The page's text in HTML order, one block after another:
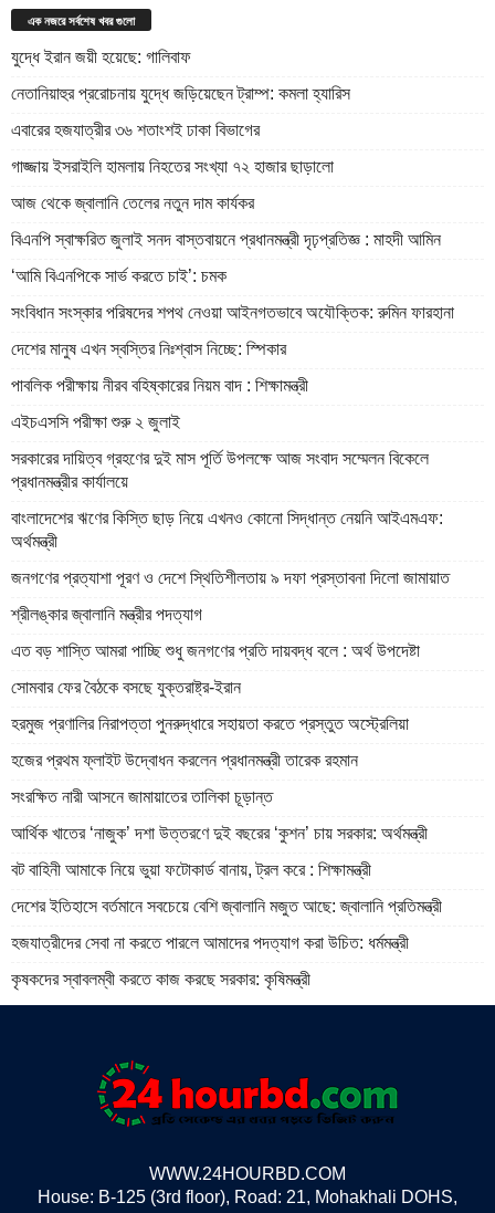
এক নজরে সর্বশেষ খবর গুলো
যুদ্ধে ইরান জয়ী হয়েছে: গালিবাফ
নেতানিয়াহুর প্ররোচনায় যুদ্ধে জড়িয়েছেন ট্রাম্প: কমলা হ্যারিস
এবারের হজযাত্রীর ৩৬ শতাংশই ঢাকা বিভাগের
গাজ্জায় ইসরাইলি হামলায় নিহতের সংখ্যা ৭২ হাজার ছাড়ালো
আজ থেকে জ্বালানি তেলের নতুন দাম কার্যকর
বিএনপি স্বাক্ষরিত জুলাই সনদ বাস্তবায়নে প্রধানমন্ত্রী দৃঢ়প্রতিজ্ঞ : মাহদী আমিন
‘আমি বিএনপিকে সার্ভ করতে চাই’: চমক
সংবিধান সংস্কার পরিষদের শপথ নেওয়া আইনগতভাবে অযৌক্তিক: রুমিন ফারহানা
দেশের মানুষ এখন স্বস্তির নিঃশ্বাস নিচ্ছে: স্পিকার
পাবলিক পরীক্ষায় নীরব বহিষ্কারের নিয়ম বাদ : শিক্ষামন্ত্রী
এইচএসসি পরীক্ষা শুরু ২ জুলাই
সরকারের দায়িত্ব গ্রহণের দুই মাস পূর্তি উপলক্ষে আজ সংবাদ সম্মেলন বিকেলে
প্রধানমন্ত্রীর কার্যালয়ে
বাংলাদেশের ঋণের কিস্তি ছাড় নিয়ে এখনও কোনো সিদ্ধান্ত নেয়নি আইএমএফ:
অর্থমন্ত্রী
জনগণের প্রত্যাশা পূরণ ও দেশে স্থিতিশীলতায় ৯ দফা প্রস্তাবনা দিলো জামায়াত
শ্রীলঙ্কার জ্বালানি মন্ত্রীর পদত্যাগ
এত বড় শাস্তি আমরা পাচ্ছি শুধু জনগণের প্রতি দায়বদ্ধ বলে : অর্থ উপদেষ্টা
সোমবার ফের বৈঠকে বসছে যুক্তরাষ্ট্র-ইরান
হরমুজ প্রণালির নিরাপত্তা পুনরুদ্ধারে সহায়তা করতে প্রস্তুত অস্ট্রেলিয়া
হজের প্রথম ফ্লাইট উদ্বোধন করলেন প্রধানমন্ত্রী তারেক রহমান
সংরক্ষিত নারী আসনে জামায়াতের তালিকা চূড়ান্ত
আর্থিক খাতের ‘নাজুক’ দশা উত্তরণে দুই বছরের ‘কুশন’ চায় সরকার: অর্থমন্ত্রী
বট বাহিনী আমাকে নিয়ে ভুয়া ফটোকার্ড বানায়, ট্রল করে : শিক্ষামন্ত্রী
দেশের ইতিহাসে বর্তমানে সবচেয়ে বেশি জ্বালানি মজুত আছে: জ্বালানি প্রতিমন্ত্রী
হজযাত্রীদের সেবা না করতে পারলে আমাদের পদত্যাগ করা উচিত: ধর্মমন্ত্রী
কৃষকদের স্বাবলম্বী করতে কাজ করছে সরকার: কৃষিমন্ত্রী
WWW.24HOURBD.COM
House: B-125 (3rd floor), Road: 21, Mohakhali DOHS,